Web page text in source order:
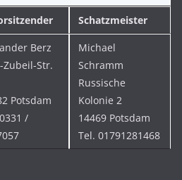
Schatzmeister
Berz
Zubeil-Str.
Potsdam
/
Michael
Schramm
Russische
Kolonie 2
14469 Potsdam
Tel. 01791281468